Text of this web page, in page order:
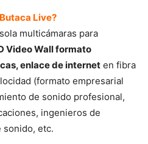
Live?
multicámaras para
Video Wall formato
enlace de internet en fibra
(formato empresarial
de sonido profesional,
ingenieros de
sonido, etc.